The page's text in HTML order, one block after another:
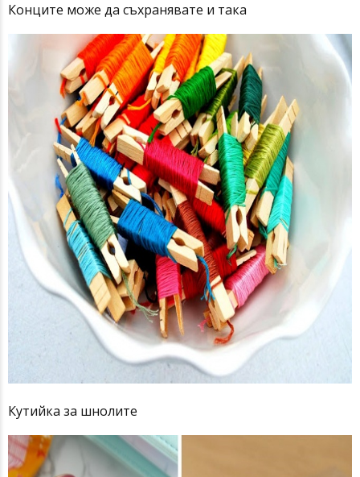
Конците може да съхранявате и така
Кутийка за шнолите